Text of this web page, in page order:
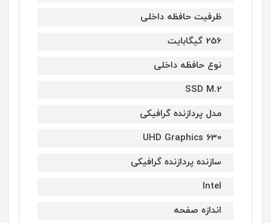
ظرفیت حافظه داخلی
256 گیگابایت
نوع حافظه داخلی
SSD M.2
مدل پردازنده گرافیکی
UHD Graphics 630
سازنده پردازنده گرافیکی
Intel
اندازه صفحه